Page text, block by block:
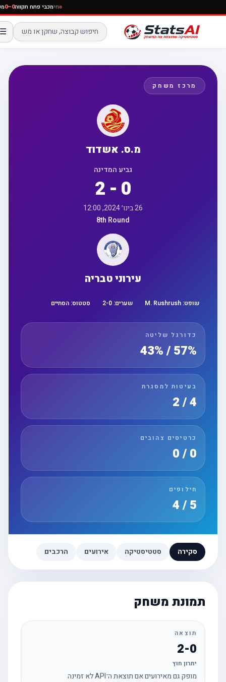
חימכבי פתח תקווה0–0
☰
מרכז משחק
מ.ס. אשדוד
גביע המדינה
2 - 0
26 בינו׳ 2024, 12:00
8th Round
עירוני טבריה
שופט:M. Rushrush שערים: 2 -0 סטטוס:הסתיים
כדורגל שליטה
57% / 43%
בעיטות למסגרת
כרטיסים צהובים
חילופים
סקירה סטטיסטיקה אירועים הרכבים
תמונת משחק
תוצאה
2-0
יתרון חוץ
מופק גם מאירועים אם תוצאת ה־API לא זמינה